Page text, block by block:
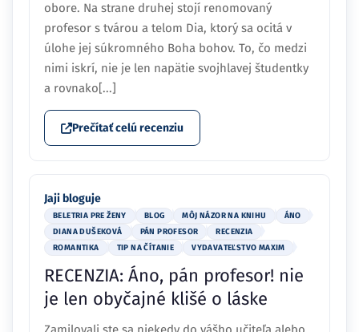
obore. Na strane druhej stojí renomovaný
profesor s tvárou a telom Dia, ktorý sa ocitá v
úlohe jej súkromného Boha bohov. To, čo medzi
nimi iskrí, nie je len napätie svojhlavej študentky
a rovnako[...]
Prečítať celú recenziu
Jaji bloguje
BELETRIA PRE ŽENY BLOG MÔJ NÁZOR NA KNIHU
ÁNO
DIANA DUŠEKOVÁ
PÁN PROFESOR
RECENZIA
ROMANTIKA
TIP NA ČÍTANIE VYDAVATEĽSTVO MAXIM
RECENZIA: Áno, pán profesor! nie
je len obyčajné klišé o láske